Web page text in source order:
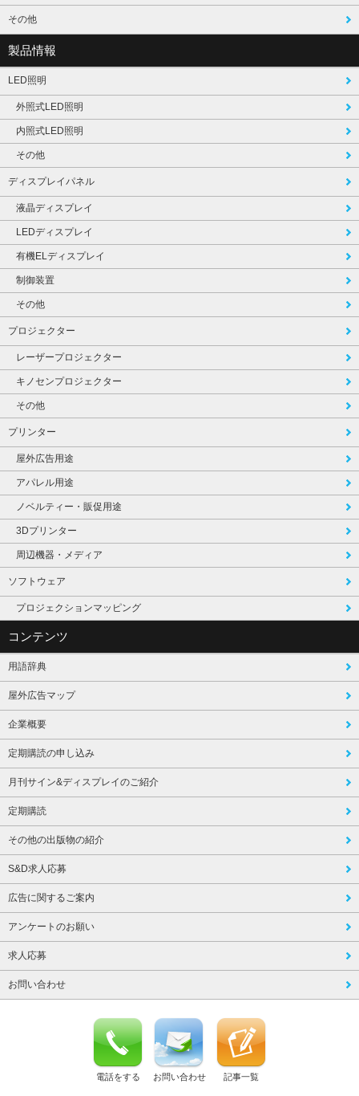
その他
製品情報
LED照明
外照式LED照明
内照式LED照明
その他
ディスプレイパネル
液晶ディスプレイ
LEDディスプレイ
有機ELディスプレイ
制御装置
その他
プロジェクター
レーザープロジェクター
キノセンプロジェクター
その他
プリンター
屋外広告用途
アパレル用途
ノベルティー・販促用途
3Dプリンター
周辺機器・メディア
ソフトウェア
プロジェクションマッピング
コンテンツ
用語辞典
屋外広告マップ
企業概要
定期購読の申し込み
月刊サイン&ディスプレイのご紹介
定期購読
その他の出版物の紹介
S&D求人応募
広告に関するご案内
アンケートのお願い
求人応募
お問い合わせ
電話をする お問い合わせ 記事一覧